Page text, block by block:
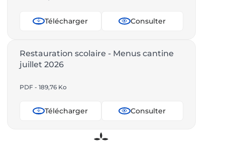
Télécharger Consulter
Restauration scolaire - Menus cantine
juillet 2026
PDF - 189,76 Ko
Télécharger Consulter